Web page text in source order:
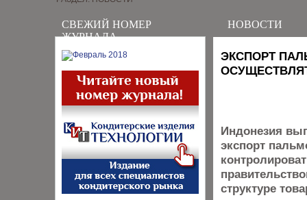
СВЕЖИЙ НОМЕР
ЖУРНАЛА
НОВОСТИ
ЭКСПОРТ
Индонезия
экспорт
структуре